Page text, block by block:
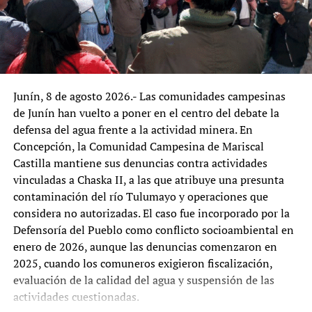
SIGUIENTE
Díaz-Canel rechaza acusación de EE.UU. contra Raúl Castro
NO TE LO PIERDAS:
Chile: La larga marcha que no para
admin
Pero la semilla está sembrada. El legado de estos cuatro
años no se mide solo en puntos porcentuales; se mide en
la esperanza de millones de colombianos que hoy miran
el futuro con mayor optimismo. Y esa esperanza, en
Ejecutivo y el gremio ya anunció movilizaciones para
exigir el pago íntegro. Para ellos, no es un tema técnico:
es el cumplimiento de un derecho ya reconocido.
maestros jubilados con la Remuneración Íntegra
Mensual (RIM) de la primera escala magisterial, unos
S/3.300 mensuales. El Consejo Fiscal calcula un impacto
anual de S/8.000 millones. El reglamento aún no ha sido
aprobado, lo que ha generado reclamos del SUTEP. Su
secretario general, Lucio Castro Chipana, ha advertido
que sin financiamiento «la norma nace muerta» y ha
exigido al Gobierno garantizar el presupuesto.
La tercera controversia es la Ley 32424, que homologa el
incentivo CAFAE para administrativos del régimen 276
en regiones, con un costo estimado de S/2.621 millones
anuales. Organizaciones como FENTRAGORES, CITE
Junín, 8 de agosto 2026.- Las comunidades campesinas
de Junín han vuelto a poner en el centro del debate la
defensa del agua frente a la actividad minera. En
Concepción, la Comunidad Campesina de Mariscal
Castilla mantiene sus denuncias contra actividades
vinculadas a Chaska II, a las que atribuye una presunta
contaminación del río Tulumayo y operaciones que
considera no autorizadas. El caso fue incorporado por la
Defensoría del Pueblo como conflicto socioambiental en
enero de 2026, aunque las denuncias comenzaron en
2025, cuando los comuneros exigieron fiscalización,
evaluación de la calidad del agua y suspensión de las
actividades cuestionadas.